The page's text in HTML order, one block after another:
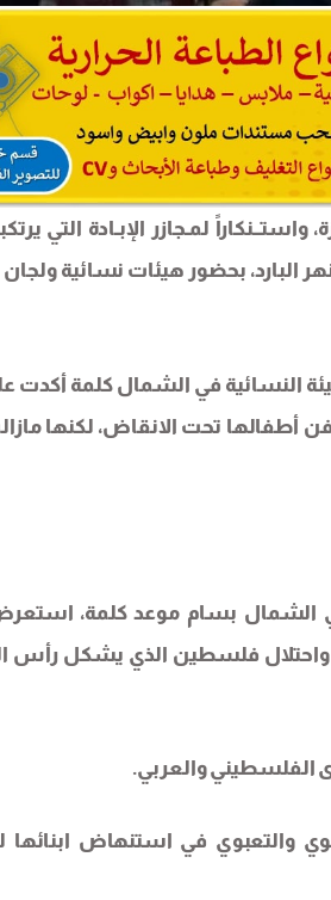
لمـجازر الإبـادة التي
بحضور هيئات نسائية
النسائية في الشمال كلمة أكدت
أطفالها تحت الانقاض، لكنها
الشمال بسام موعد كلمة،
واحتلال فلسطين الذي يشكل رأس
الفلسطيني والعربي.
والتعبوي في استنهاض ابنائها